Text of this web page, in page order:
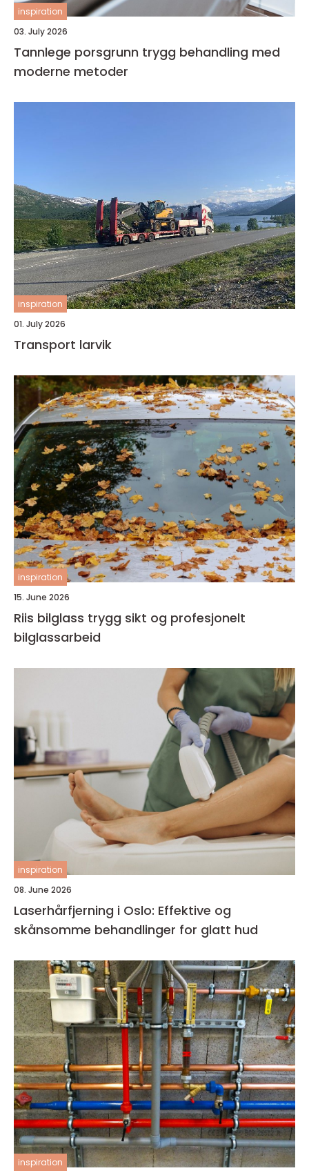
inspiration
03. July 2026
Tannlege porsgrunn trygg behandling med
moderne metoder
inspiration
01. July 2026
Transport larvik
inspiration
15. June 2026
Riis bilglass trygg sikt og profesjonelt
bilglassarbeid
inspiration
08. June 2026
Laserhårfjerning i Oslo: Effektive og
skånsomme behandlinger for glatt hud
inspiration